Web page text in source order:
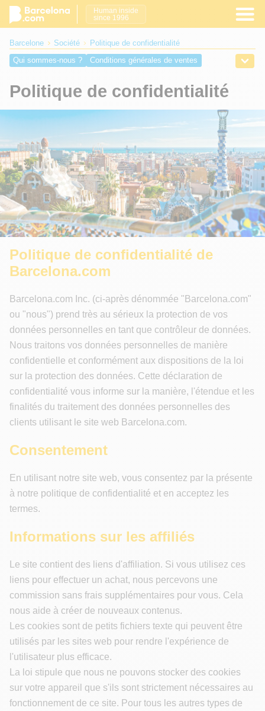
Human inside
since 1996
Barcelone Société
Politique de confidentialité
Qui sommes-nous ?
Conditions générales de ventes
Politique de confidentialité
Politique de confidentialité de
Barcelona.com
Barcelona.com Inc. (ci-après dénommée "Barcelona.com"
ou "nous") prend très au sérieux la protection de vos
données personnelles en tant que contrôleur de données.
Nous traitons vos données personnelles de manière
confidentielle et conformément aux dispositions de la loi
sur la protection des données. Cette déclaration de
confidentialité vous informe sur la manière, l'étendue et les
finalités du traitement des données personnelles des
clients utilisant le site web Barcelona.com.
Consentement
En utilisant notre site web, vous consentez par la présente
à notre politique de confidentialité et en acceptez les
termes.
Informations sur les affiliés
Le site contient des liens d'affiliation. Si vous utilisez ces
liens pour effectuer un achat, nous percevons une
commission sans frais supplémentaires pour vous. Cela
nous aide à créer de nouveaux contenus.
Les cookies sont de petits fichiers texte qui peuvent être
utilisés par les sites web pour rendre l'expérience de
l'utilisateur plus efficace.
La loi stipule que nous ne pouvons stocker des cookies
sur votre appareil que s'ils sont strictement nécessaires au
fonctionnement de ce site. Pour tous les autres types de